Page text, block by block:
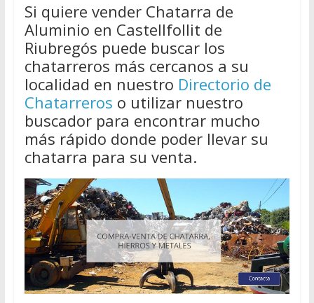
Si quiere vender Chatarra de
Aluminio en Castellfollit de
Riubregós puede buscar los
chatarreros más cercanos a su
localidad en nuestro Directorio de
Chatarreros o utilizar nuestro
buscador para encontrar mucho
más rápido donde poder llevar su
chatarra para su venta.